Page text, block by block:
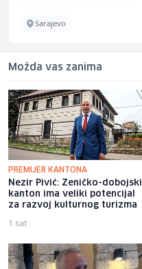
Sarajevo
Možda vas zanima
PREMIJER KANTONA
Nezir Pivić: Zeničko-dobojski
kanton ima veliki potencijal
za razvoj kulturnog turizma
1 sat